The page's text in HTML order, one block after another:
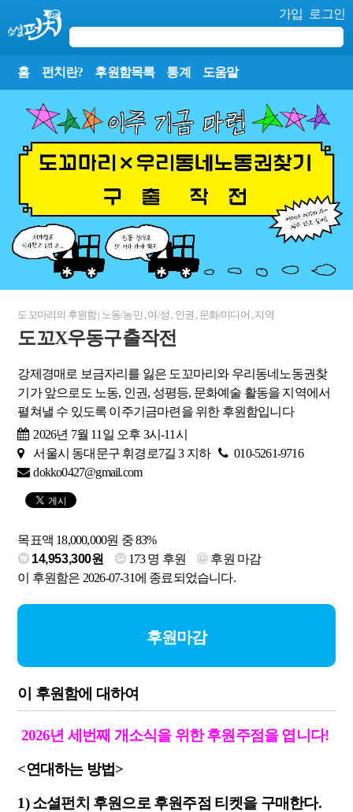
가입 로그인
홈 펀치란? 후원함목록 통계 도움말
도꼬마리 의 후원함| 노동/농민 ,여/성 , 인권 , 문화/미디어 ,지역
도꼬X우동구출작전
강제경매로 보금자리를 잃은 도꼬마리와 우리동네노동권찾
기가 앞으로도 노동, 인권, 성평등, 문화예술 활동을 지역에서
펼쳐낼 수 있도록 이주기금마련을 위한 후원함입니다
2026년 7월 11일 오후 3시-11시
서울시 동대문구 휘경로7길 3 지하
010-5261-9716
dokko0427@gmail.com
목표액 18,000,000원 중 83%
14,953,300원
173명 후원
후원 마감
이 후원함은 2026-07-31에 종료되었습니다.
후원마감
이 후원함에 대하여
2026년 세번째 개소식을 위한 후원주점을 엽니다!
<연대하는 방법>
1) 소셜펀치 후원으로 후원주점 티켓을 구매한다.